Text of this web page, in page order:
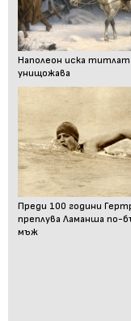
Наполеон иска
унищожава
Преди 100 години
преплува Ламанша по-
мъж